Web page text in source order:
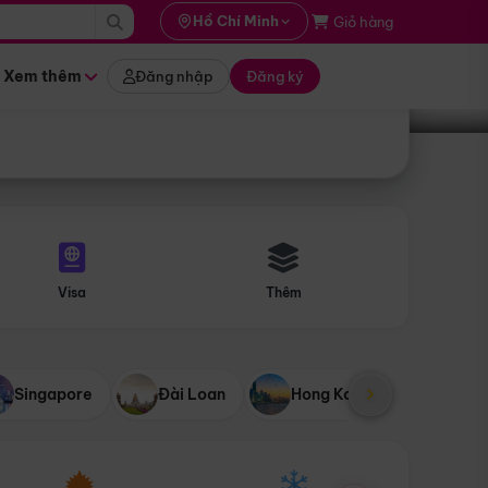
Hồ Chí Minh Giỏ hàng
Xem thêm Đăng nhập Đăng ký
Tìm tour
Visa Thêm
Singapore Đài Loan Hong Kong